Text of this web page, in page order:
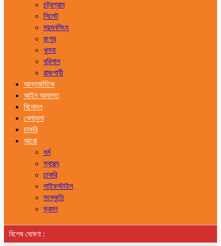
চট্রগ্রাম
সিলেট
ময়মনসিংহ
রংপুর
খুলনা
বরিশাল
রাজশাহী
আন্তর্জাতিক
আইন আদালত
বিনোদন
খেলাধুলা
চাকরি
আরো
ধর্ম
স্বাস্থ্য
চাকরি
লাইফস্টাইল
সংস্কৃতি
ভ্রমন
বিশেষ ঘোষণা :